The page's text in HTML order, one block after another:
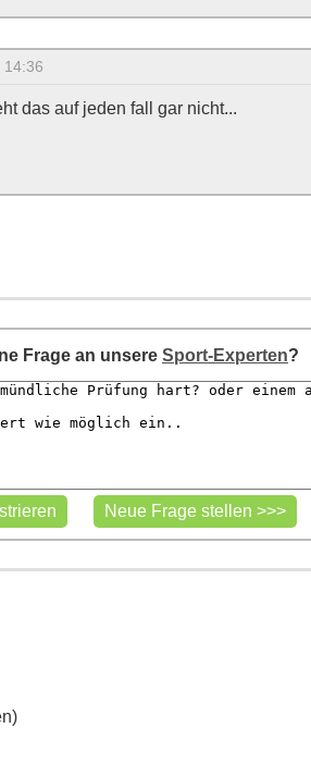
14:36
das auf jeden fall gar nicht...
Frage an unsere Sport-Experten?